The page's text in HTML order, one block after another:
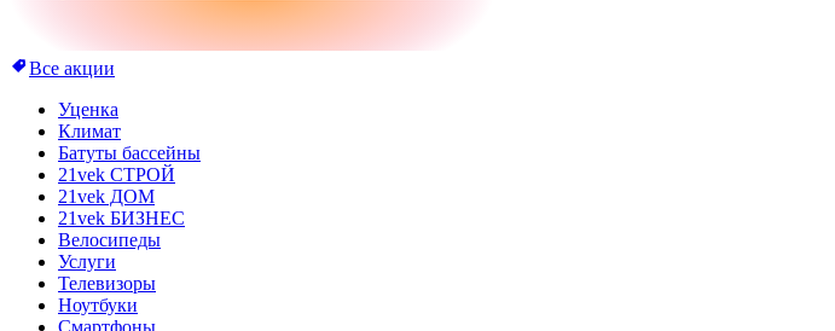
Все акции
Уценка
Климат
Батуты бассейны
21vek СТРОЙ
21vek ДОМ
21vek БИЗНЕС
Велосипеды
Услуги
Телевизоры
Ноутбуки
Смартфоны